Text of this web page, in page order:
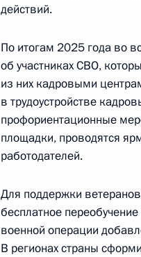
26 марта 2026 года, 17:30
Елена Ямпольская
Всероссийской недели
26 марта 2026 года, 14:30
Заседание Совета по
25 марта 2026 года, 21:50
действий.
По итогам 2025 года во
об участниках СВО,
из них кадровыми
в трудоустройстве
профориентационные
площадки, проводятся
работодателей.
Для поддержки
бесплатное
военной операции
В регионах страны